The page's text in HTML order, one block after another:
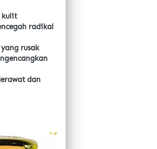
kulit
radikal
rusak
dan